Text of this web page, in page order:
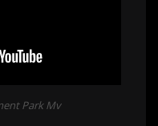
Park Mv